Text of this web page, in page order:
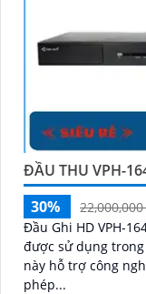
ĐẦU THU VPH-
30%
Đầu Ghi HD VPH-
được sử dụng trong
này hỗ trợ công
phép...